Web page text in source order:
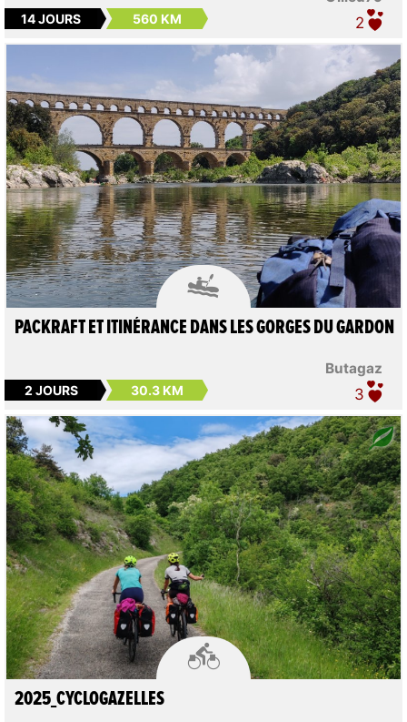
14 JOURS 560 KM 2

Butagaz
PACKRAFT ET ITINÉRANCE DANS LES GORGES DU GARDON
2 JOURS 30.3 KM 3

2025_CYCLOGAZELLES